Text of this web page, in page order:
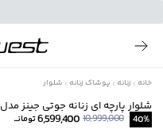
خانه زنانه پوشاک زنانه شلوار
شلوار پارچه ای زنانه جوتی جینز مدل 51751437
40%
10,999,000
6,599,400تومانــ